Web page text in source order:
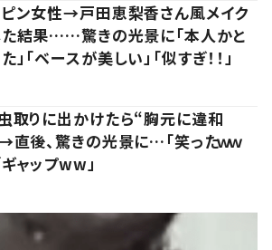
ン女性→戸田恵梨香さん風メイク
た結果……驚きの光景に「本人かと
」「ベースが美しい」「似すぎ！！」
取りに出かけたら“胸元に違和
後、驚きの光景に…「笑ったｗｗ
ギャップww」